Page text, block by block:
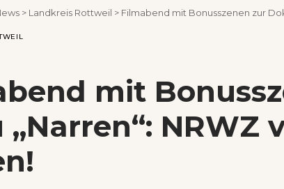
> Landkreis Rottweil > Filmabend mit Bonusszenen zur
mit
„Narren“: NRWZ